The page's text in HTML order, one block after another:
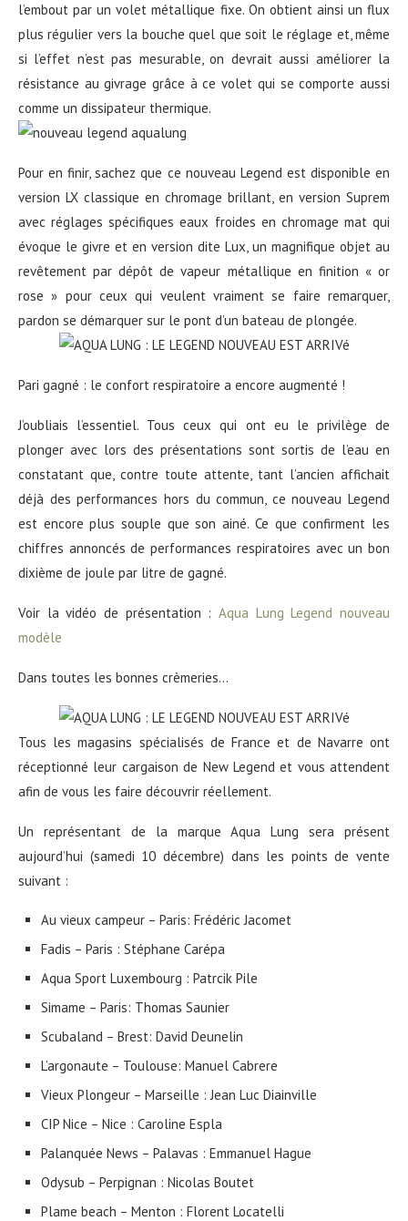
l’embout par un volet métallique fixe. On obtient ainsi un flux
plus régulier vers la bouche quel que soit le réglage et, même
si l’effet n’est pas mesurable, on devrait aussi améliorer la
résistance au givrage grâce à ce volet qui se comporte aussi
comme un dissipateur thermique.
Pour en finir, sachez que ce nouveau Legend est disponible en
version LX classique en chromage brillant, en version Suprem
avec réglages spécifiques eaux froides en chromage mat qui
évoque le givre et en version dite Lux, un magnifique objet au
revêtement par dépôt de vapeur métallique en finition « or
rose » pour ceux qui veulent vraiment se faire remarquer,
pardon se démarquer sur le pont d’un bateau de plongée.
Pari gagné : le confort respiratoire a encore augmenté !
J’oubliais l’essentiel. Tous ceux qui ont eu le privilège de
plonger avec lors des présentations sont sortis de l’eau en
constatant que, contre toute attente, tant l’ancien affichait
déjà des performances hors du commun, ce nouveau Legend
est encore plus souple que son ainé. Ce que confirment les
chiffres annoncés de performances respiratoires avec un bon
dixième de joule par litre de gagné.
Voir la vidéo de présentation : Aqua Lung Legend nouveau
modèle
Dans toutes les bonnes crèmeries…
Tous les magasins spécialisés de France et de Navarre ont
réceptionné leur cargaison de New Legend et vous attendent
afin de vous les faire découvrir réellement.
Un représentant de la marque Aqua Lung sera présent
aujourd’hui (samedi 10 décembre) dans les points de vente
suivant :
Au vieux campeur – Paris: Frédéric Jacomet
Fadis – Paris : Stéphane Carépa
Aqua Sport Luxembourg : Patrcik Pile
Simame – Paris: Thomas Saunier
Scubaland – Brest: David Deunelin
L’argonaute – Toulouse: Manuel Cabrere
Vieux Plongeur – Marseille : Jean Luc Diainville
CIP Nice – Nice : Caroline Espla
Palanquée News – Palavas : Emmanuel Hague
Odysub – Perpignan : Nicolas Boutet
Plame beach – Menton : Florent Locatelli